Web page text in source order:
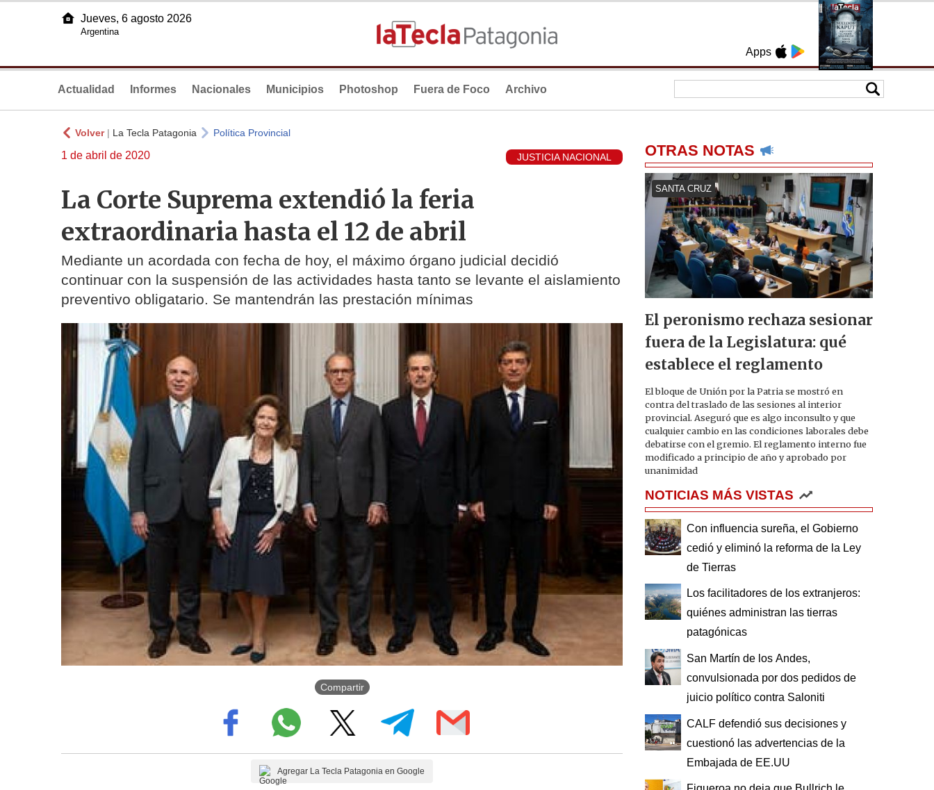
Apps
Jueves, 6 agosto 2026
Argentina
Actualidad Informes Nacionales Municipios Photoshop Fuera de Foco Archivo
Volver| La Tecla Patagonia Política Provincial
1 de abril de 2020 JUSTICIA NACIONAL
La Corte Suprema extendió la feria
extraordinaria hasta el 12 de abril
Mediante un acordada con fecha de hoy, el máximo órgano judicial decidió
continuar con la suspensión de las actividades hasta tanto se levante el aislamiento
preventivo obligatario. Se mantendrán las prestación mínimas
Compartir
Agregar La Tecla Patagonia en Google
OTRAS NOTAS
SANTA CRUZ
El peronismo rechaza sesionar
fuera de la Legislatura: qué
establece el reglamento
El bloque de Unión por la Patria se mostró en
contra del traslado de las sesiones al interior
provincial. Aseguró que es algo inconsulto y que
cualquier cambio en las condiciones laborales debe
debatirse con el gremio. El reglamento interno fue
modificado a principio de año y aprobado por
unanimidad
NOTICIAS MÁS VISTAS
Con influencia sureña, el Gobierno
cedió y eliminó la reforma de la Ley
de Tierras
Los facilitadores de los extranjeros:
quiénes administran las tierras
patagónicas
San Martín de los Andes,
convulsionada por dos pedidos de
juicio político contra Saloniti
CALF defendió sus decisiones y
cuestionó las advertencias de la
Embajada de EE.UU